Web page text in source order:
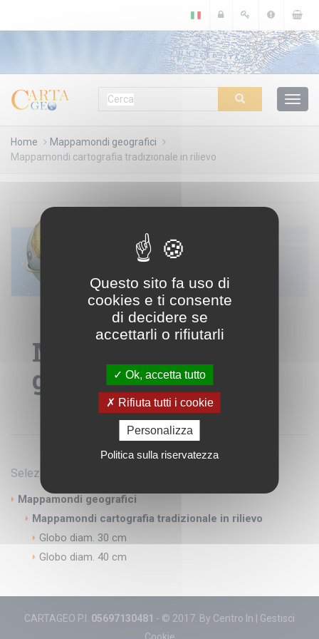
Home
Mappamondi geografici
Mappamondi cartografia tradizionale in rilievo
Mappamondi
geografici
Seleziona categorie
Mappamondi geografici
Mappamondi cartografia tradizionale in rilievo
Globo diam. 30 cm
Globo diam. 40 cm
CARTAGEO P.I. 05697130481 - © 2017. By Centro In
Gestisci
Questo sito fa uso di
cookies e ti consente
di decidere se
accettarli o rifiutarli
Ok, accetta tutto
Rifiuta tutti i cookie
Personalizza
Politica sulla riservatezza